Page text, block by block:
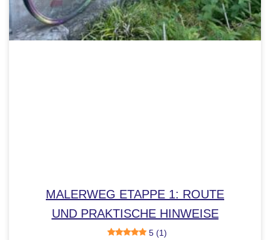
MALERWEG ETAPPE 1: ROUTE
UND PRAKTISCHE HINWEISE
5 (1)